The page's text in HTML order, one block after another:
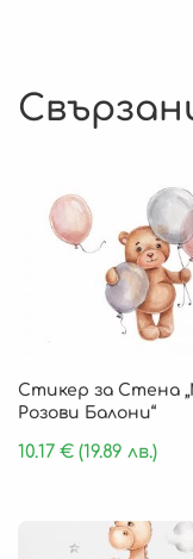
Стикер за Стена
Розови Балони“
10.17 € (19.89 лв.)